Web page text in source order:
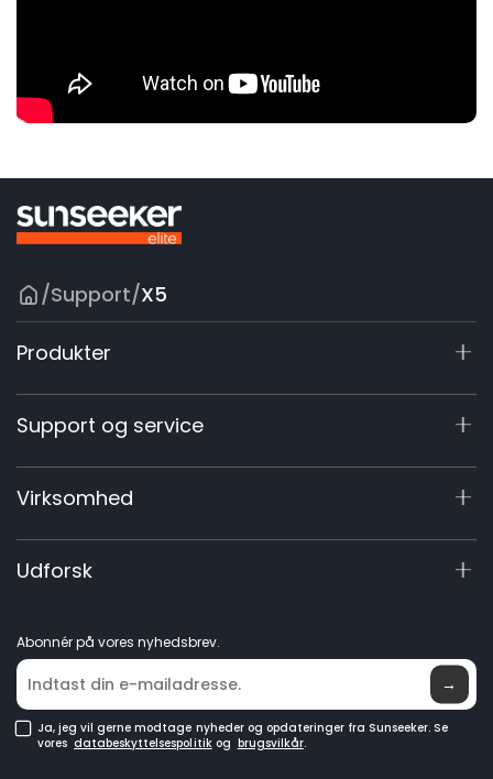
/Support/X5
Produkter
X7 / X7 Plus Gen 2
X9-serien
X5 Gen 2
X3 Gen 2
Tilbehør
Robotplæneklippere
Robotplæneklippere uden afgrænsningskabel
Support og service
Supportcenter
Registrering af garanti
Produktforespørgsel
Manualer og videoer
Virksomhed
Om os
Elite Lab
Hvor den kan købes
Udforsk
Abonnér på vores nyhedsbrev.
→
Ja, jeg vil gerne modtage nyheder og opdateringer fra Sunseeker. Se
vores databeskyttelsespolitikog brugsvilkår.